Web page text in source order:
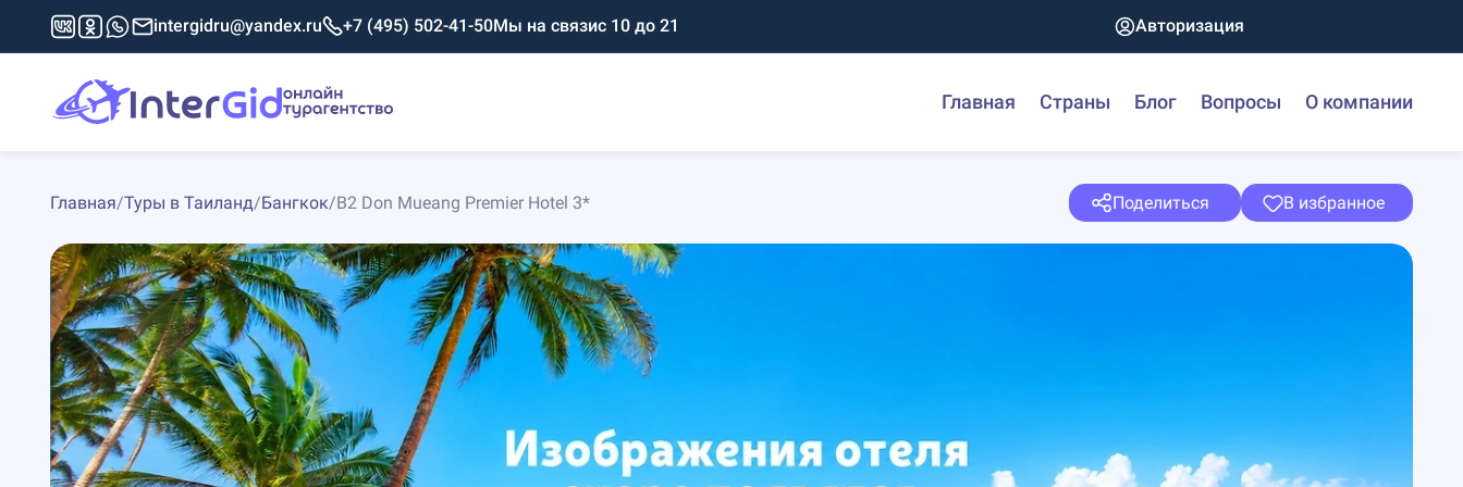
intergidru@yandex.ru +7 (495) 502-41-50Мы на связис 10 до 21 Авторизация
Главная Страны Блог Вопросы О компании
Главная/Туры в Таиланд/Бангкок/B2 Don Mueang Premier Hotel 3* Поделиться В избранное